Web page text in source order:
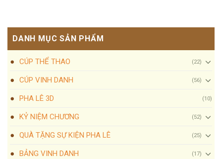
DANH MỤC SẢN PHẨM
CÚP THỂ THAO (22)
CÚP VINH DANH (56)
PHA LÊ 3D (10)
KỶ NIỆM CHƯƠNG (52)
QUÀ TẶNG SỰ KIỆN PHA LÊ (25)
BẢNG VINH DANH (17)